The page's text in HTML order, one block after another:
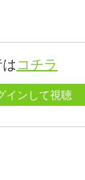
コチラ
インして視聴